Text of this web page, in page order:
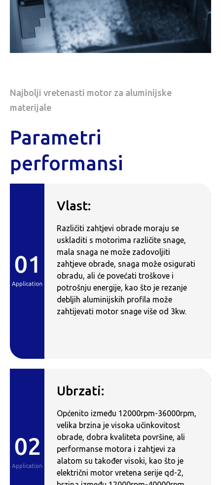
Najbolji vretenasti motor za aluminijske
materijale
Parametri
performansi
Vlast:
Različiti zahtjevi obrade moraju se
uskladiti s motorima različite snage,
mala snaga ne može zadovoljiti
zahtjeve obrade, snaga može osigurati
obradu, ali će povećati troškove i
potrošnju energije, kao što je rezanje
debljih aluminijskih profila može
zahtijevati motor snage više od 3kw.
Ubrzati:
Općenito između 12000rpm-36000rpm,
velika brzina je visoka učinkovitost
obrade, dobra kvaliteta površine, ali
performanse motora i zahtjevi za
alatom su također visoki, kao što je
električni motor vretena serije qd-2,